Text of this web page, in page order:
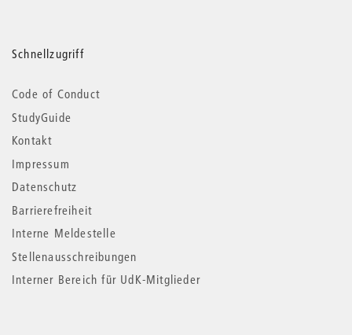
Schnellzugriff
Code of Conduct
StudyGuide
Kontakt
Impressum
Datenschutz
Barrierefreiheit
Interne Meldestelle
Stellenausschreibungen
Interner Bereich für UdK-Mitglieder